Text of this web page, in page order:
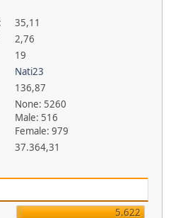
35,11
2,76
19
Nati23
136,87
None: 5260
Male: 516
Female: 979
37.364,31
5.622